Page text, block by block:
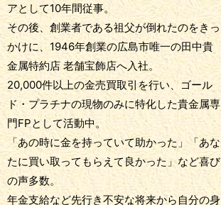
アとして10年間従事。
その後、創業者である祖父が倒れたのをきっ
かけに、1946年創業の広島市唯一の田中貴
金属特約店 老舗宝飾店へ入社。
20,000件以上の金売買取引を行い、ゴール
ド・プラチナの現物のみに特化した貴金属専
門FPとして活動中。
「あの時に金を持っていて助かった」「あな
たに買い取ってもらえて良かった」など喜び
の声多数。
年金支給など先行き不安な将来から自分の身